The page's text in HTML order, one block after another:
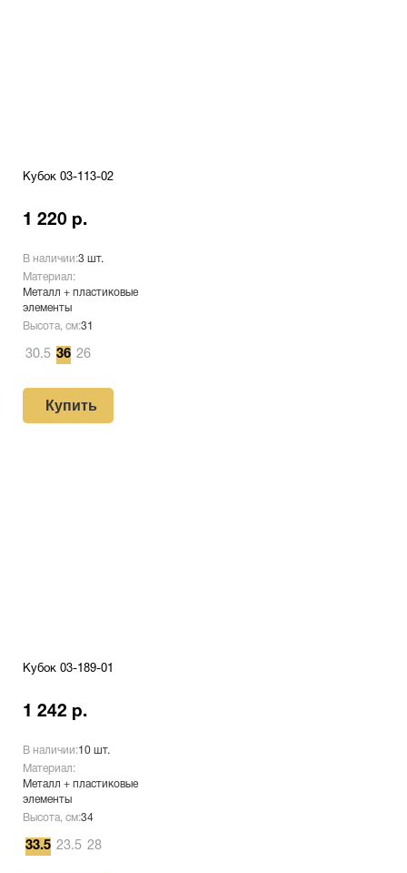
Кубок 03-113-02
1 220 р.
В наличии:3 шт.
Материал:
Металл + пластиковые
элементы
Высота, см:31
30.5 36 26
Купить
Кубок 03-189-01
1 242 р.
В наличии:10 шт.
Материал:
Металл + пластиковые
элементы
Высота, см:34
33.5 23.5 28